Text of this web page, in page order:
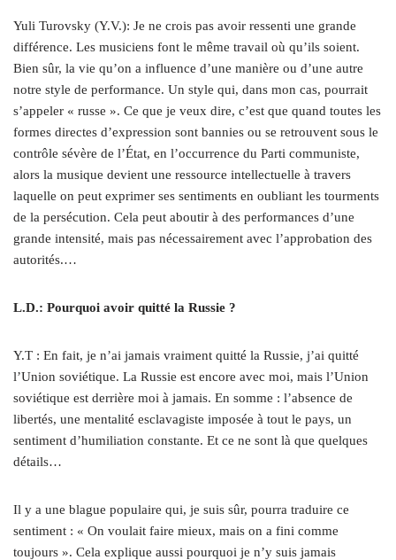
Yuli Turovsky (Y.V.): Je ne crois pas avoir ressenti une grande
différence. Les musiciens font le même travail où qu’ils soient.
Bien sûr, la vie qu’on a influence d’une manière ou d’une autre
notre style de performance. Un style qui, dans mon cas, pourrait
s’appeler « russe ». Ce que je veux dire, c’est que quand toutes les
formes directes d’expression sont bannies ou se retrouvent sous le
contrôle sévère de l’État, en l’occurrence du Parti communiste,
alors la musique devient une ressource intellectuelle à travers
laquelle on peut exprimer ses sentiments en oubliant les tourments
de la persécution. Cela peut aboutir à des performances d’une
grande intensité, mais pas nécessairement avec l’approbation des
autorités.…
L.D.: Pourquoi avoir quitté la Russie ?
Y.T : En fait, je n’ai jamais vraiment quitté la Russie, j’ai quitté
l’Union soviétique. La Russie est encore avec moi, mais l’Union
soviétique est derrière moi à jamais. En somme : l’absence de
libertés, une mentalité esclavagiste imposée à tout le pays, un
sentiment d’humiliation constante. Et ce ne sont là que quelques
détails…
Il y a une blague populaire qui, je suis sûr, pourra traduire ce
sentiment : « On voulait faire mieux, mais on a fini comme
toujours ». Cela explique aussi pourquoi je n’y suis jamais